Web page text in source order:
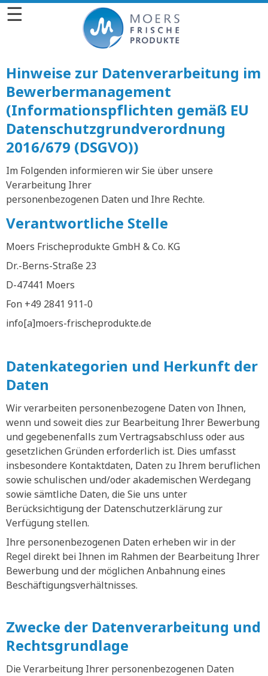
☰
Hinweise zur Datenverarbeitung im
Bewerbermanagement
(Informationspflichten gemäß EU
Datenschutzgrundverordnung
2016/679 (DSGVO))
Im Folgenden informieren wir Sie über unsere
Verarbeitung Ihrer
personenbezogenen Daten und Ihre Rechte.
Verantwortliche Stelle
Moers Frischeprodukte GmbH & Co. KG
Dr.-Berns-Straße 23
D-47441 Moers
Fon +49 2841 911-0
info[a]moers-frischeprodukte.de
Datenkategorien und Herkunft der
Daten
Wir verarbeiten personenbezogene Daten von Ihnen,
wenn und soweit dies zur Bearbeitung Ihrer Bewerbung
und gegebenenfalls zum Vertragsabschluss oder aus
gesetzlichen Gründen erforderlich ist. Dies umfasst
insbesondere Kontaktdaten, Daten zu Ihrem beruflichen
sowie schulischen und/oder akademischen Werdegang
sowie sämtliche Daten, die Sie uns unter
Berücksichtigung der Datenschutzerklärung zur
Verfügung stellen.
Ihre personenbezogenen Daten erheben wir in der
Regel direkt bei Ihnen im Rahmen der Bearbeitung Ihrer
Bewerbung und der möglichen Anbahnung eines
Beschäftigungsverhältnisses.
Zwecke der Datenverarbeitung und
Rechtsgrundlage
Die Verarbeitung Ihrer personenbezogenen Daten